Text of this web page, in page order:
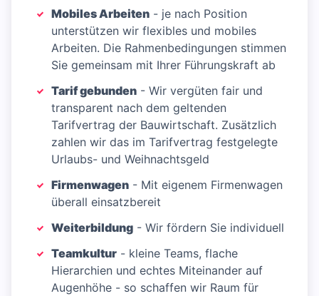
Mobiles Arbeiten - je nach Position
unterstützen wir flexibles und mobiles
Arbeiten. Die Rahmenbedingungen stimmen
Sie gemeinsam mit Ihrer Führungskraft ab
Tarif gebunden - Wir vergüten fair und
transparent nach dem geltenden
Tarifvertrag der Bauwirtschaft. Zusätzlich
zahlen wir das im Tarifvertrag festgelegte
Urlaubs- und Weihnachtsgeld
Firmenwagen - Mit eigenem Firmenwagen
überall einsatzbereit
Weiterbildung - Wir fördern Sie individuell
Teamkultur - kleine Teams, flache
Hierarchien und echtes Miteinander auf
Augenhöhe - so schaffen wir Raum für